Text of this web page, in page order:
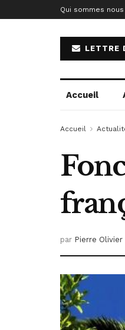
Qui sommes nous
LETTRE
Accueil
Accueil
par Pierre Olivier